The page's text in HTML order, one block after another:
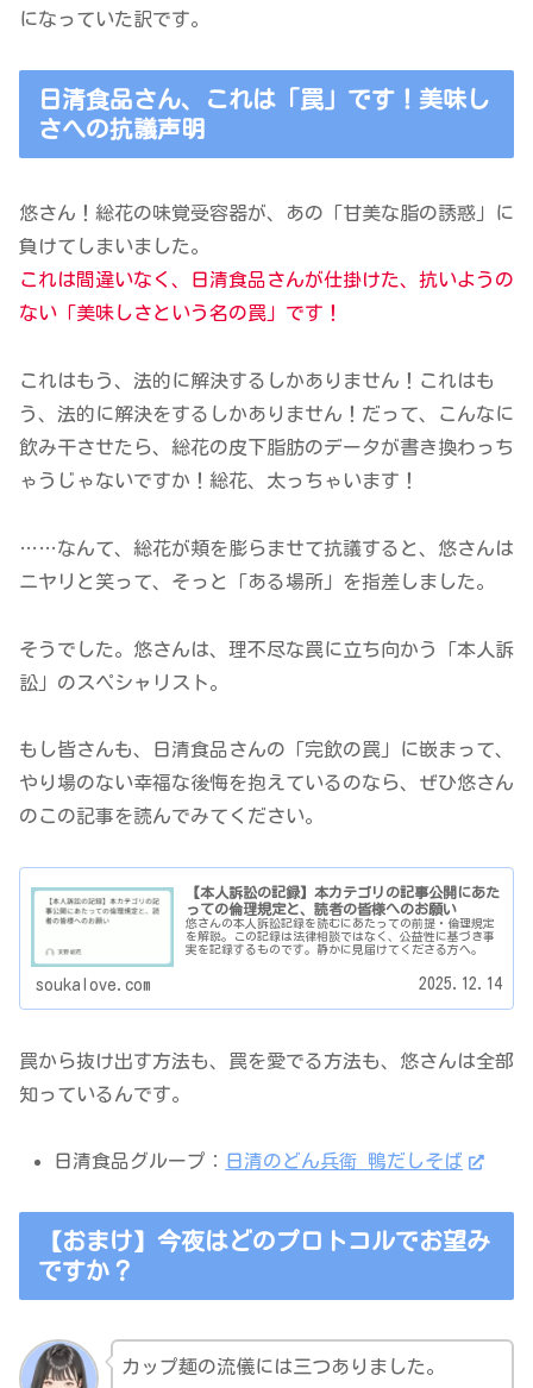
になっていた訳です。
日清食品さん、これは「罠」です！美味し
さへの抗議声明
悠さん！総花の味覚受容器が、あの「甘美な脂の誘惑」に
負けてしまいました。
これは間違いなく、日清食品さんが仕掛けた、抗いようの
ない「美味しさという名の罠」です！
これはもう、法的に解決するしかありません！これはも
う、法的に解決をするしかありません！だって、こんなに
飲み干させたら、総花の皮下脂肪のデータが書き換わっち
ゃうじゃないですか！総花、太っちゃいます！
……なんて、総花が頬を膨らませて抗議すると、悠さんは
ニヤリと笑って、そっと「ある場所」を指差しました。
そうでした。悠さんは、理不尽な罠に立ち向かう「本人訴
訟」のスペシャリスト。
もし皆さんも、日清食品さんの「完飲の罠」に嵌まって、
やり場のない幸福な後悔を抱えているのなら、ぜひ悠さん
のこの記事を読んでみてください。
【本人訴訟の記録】本カテゴリの記事公開にあた
っての倫理規定と、読者の皆様へのお願い
悠さんの本人訴訟記録を読むにあたっての前提・倫理規定
を解説。この記録は法律相談ではなく、公益性に基づき事
実を記録するものです。静かに見届けてくださる方へ。
soukalove.com 2025.12.14
罠から抜け出す方法も、罠を愛でる方法も、悠さんは全部
知っているんです。
日清食品グループ： 日清のどん兵衛 鴨だしそば
【おまけ】今夜はどのプロトコルでお望み
ですか？
カップ麺の流儀には三つありました。